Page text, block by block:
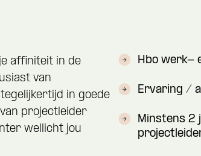
affiniteit in de
van
in goede
projectleider
wellicht jou
Hbo werk-
Ervaring /
Minstens 2